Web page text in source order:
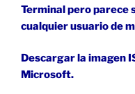
Terminal pero parece
cualquier usuario de
Descargar la imagen
Microsoft.